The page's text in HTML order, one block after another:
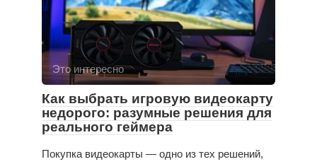
Это интересно
Как выбрать игровую видеокарту
недорого: разумные решения для
реального геймера
Покупка видеокарты — одно из тех решений,